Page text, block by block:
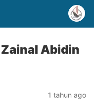
Zainal Abidin
1 tahun ago